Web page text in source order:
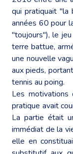
qui pratiquait "la
années 60 pour
"toujours"), le
terre battue,
une nouvelle
aux pieds,
tennis au poing.
Les motivations
pratique avait
La partie était
immédiat de la
elle en